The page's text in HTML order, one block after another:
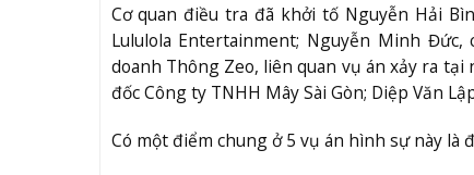
Cơ quan điều tra đã khởi tố Nguyễn Hải
Lululola Entertainment; Nguyễn Minh
doanh Thông Zeo, liên quan vụ án xảy ra
đốc Công ty TNHH Mây Sài Gòn; Diệp Văn
Có một điểm chung ở 5 vụ án hình sự này là